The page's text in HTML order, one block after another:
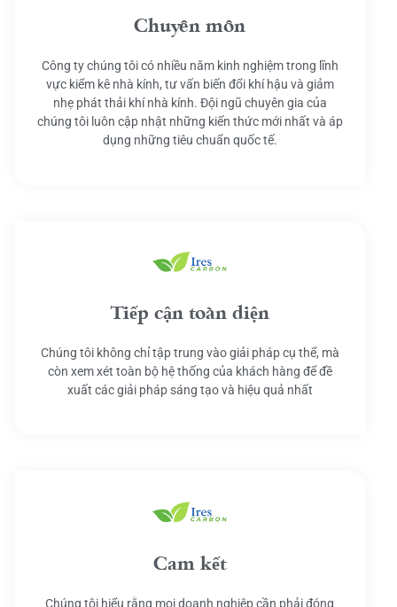
Chuyên môn
Công ty chúng tôi có nhiều năm kinh nghiệm trong lĩnh
vực kiểm kê nhà kính, tư vấn biến đổi khí hậu và giảm
nhẹ phát thải khí nhà kính. Đội ngũ chuyên gia của
chúng tôi luôn cập nhật những kiến thức mới nhất và áp
dụng những tiêu chuẩn quốc tế.
Tiếp cận toàn diện
Chúng tôi không chỉ tập trung vào giải pháp cụ thể, mà
còn xem xét toàn bộ hệ thống của khách hàng để đề
xuất các giải pháp sáng tạo và hiệu quả nhất
Cam kết
Chúng tôi hiểu rằng mọi doanh nghiệp cần phải đóng